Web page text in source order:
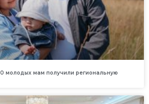
молодых мам получили региональную